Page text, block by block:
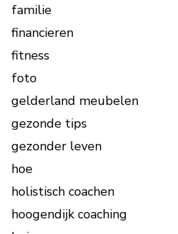
familie
financieren
fitness
foto
gelderland meubelen
gezonde tips
gezonder leven
hoe
holistisch coachen
hoogendijk coaching